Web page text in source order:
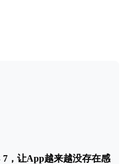
，让App越来越没存在感